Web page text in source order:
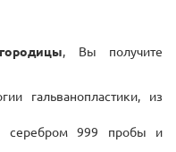
, Вы получите
гальванопластики, из
серебром 999 пробы и